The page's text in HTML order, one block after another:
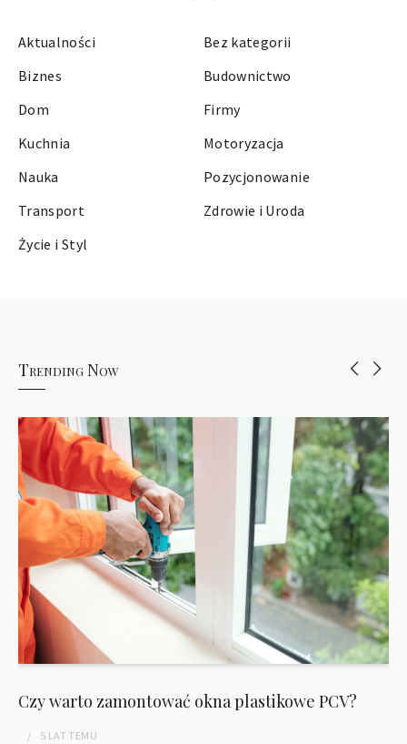
Aktualności
Bez kategorii
Biznes
Budownictwo
Dom
Firmy
Kuchnia
Motoryzacja
Nauka
Pozycjonowanie
Transport
Zdrowie i Uroda
Życie i Styl
Trending Now
Czy warto zamontować okna plastikowe PCV?
5 LAT TEMU